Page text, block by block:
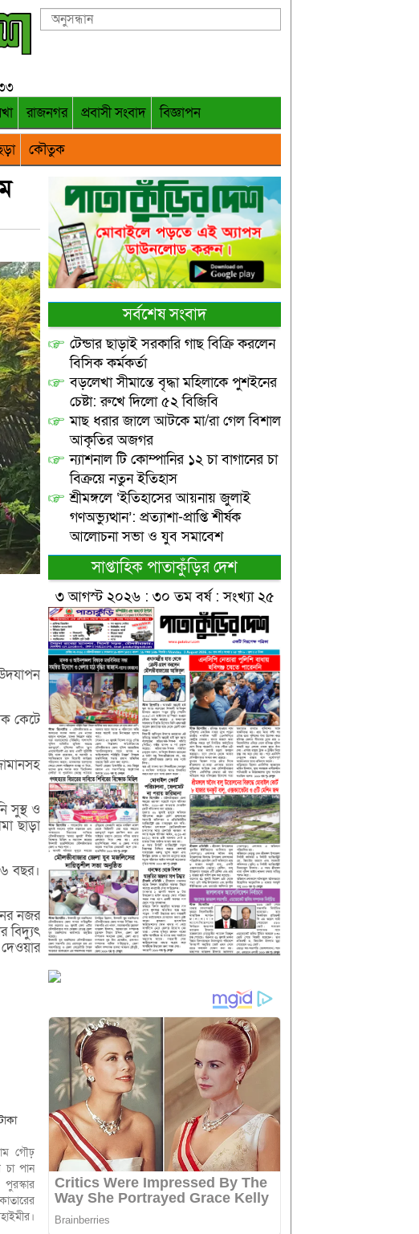
রাজনগর প্রবাসী সংবাদ
বিজ্ঞাপন
কৌতুক
কেটে
সুস্থ ও
ছাড়া
বছর।
নজর
বিদ্যুৎ
গৌঢ়
পান
সর্বশেষ সংবাদ
টেন্ডার ছাড়াই সরকারি গাছ বিক্রি করলেন
বিসিক কর্মকর্তা
বড়লেখা সীমান্তে বৃদ্ধা মহিলাকে পুশইনের
চেষ্টা: রুখে দিলো ৫২ বিজিবি
মাছ ধরার জালে আটকে মা/রা গেল বিশাল
আকৃতির অজগর
ন্যাশনাল টি কোম্পানির ১২ চা বাগানের চা
বিক্রয়ে নতুন ইতিহাস
শ্রীমঙ্গলে ‘ইতিহাসের আয়নায় জুলাই
গণঅভ্যুত্থান’: প্রত্যাশা-প্রাপ্তি শীর্ষক
আলোচনা সভা ও যুব সমাবেশ
সাপ্তাহিক পাতাকুঁড়ির দেশ
৩ আগস্ট ২০২৬ : ৩০ তম বর্ষ : সংখ্যা ২৫